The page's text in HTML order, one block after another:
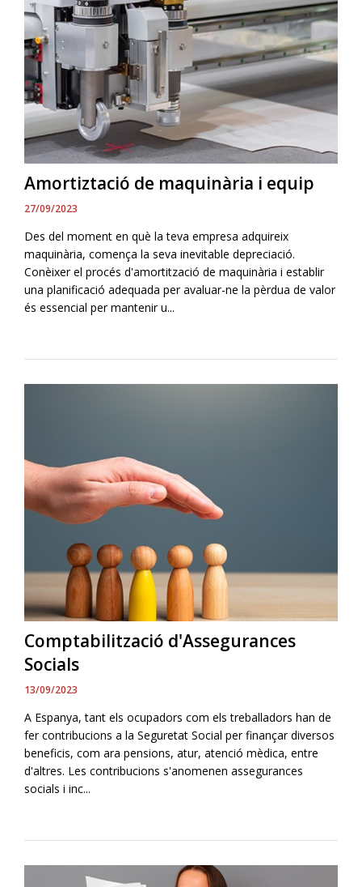
Amortiztació de maquinària i equip
27/09/2023
Des del moment en què la teva empresa adquireix
maquinària, comença la seva inevitable depreciació.
Conèixer el procés d'amortització de maquinària i establir
una planificació adequada per avaluar-ne la pèrdua de valor
és essencial per mantenir u...
Comptabilització d'Assegurances
Socials
13/09/2023
A Espanya, tant els ocupadors com els treballadors han de
fer contribucions a la Seguretat Social per finançar diversos
beneficis, com ara pensions, atur, atenció mèdica, entre
d'altres. Les contribucions s'anomenen assegurances
socials i inc...